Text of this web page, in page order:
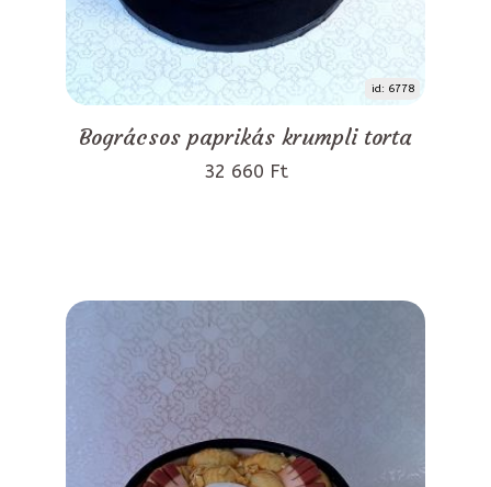
id: 6778
Bográcsos paprikás krumpli torta
32 660 Ft